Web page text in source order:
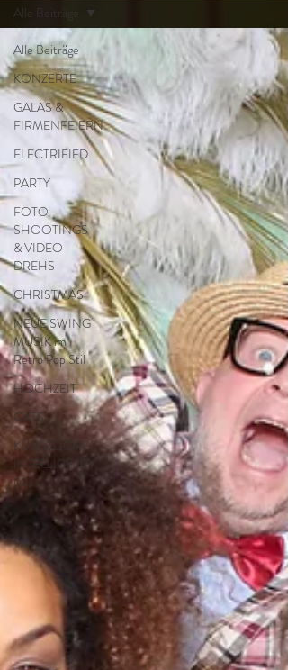
Alle Beiträge
KONZERTE
GALAS &
FIRMENFEIERN
ELECTRIFIED
PARTY
FOTO
SHOOTINGS
& VIDEO
DREHS
CHRISTMAS
NEUE SWING
MUSIK im
Retro Pop Stil
HOCHZEIT
CATS
KÜNSTLICHE
INTELLIGENZ
(KI)
Alle Beiträge